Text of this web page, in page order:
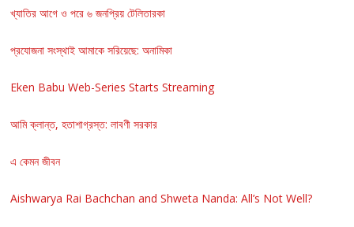
খ্যাতির আগে ও পরে ৬ জনপ্রিয় টেলিতারকা
প্রযোজনা সংস্থাই আমাকে সরিয়েছে: অনামিকা
Eken Babu Web-Series Starts Streaming
আমি ক্লান্ত, হতাশাগ্রস্ত: লাবণী সরকার
এ কেমন জীবন
Aishwarya Rai Bachchan and Shweta Nanda: All’s Not Well?